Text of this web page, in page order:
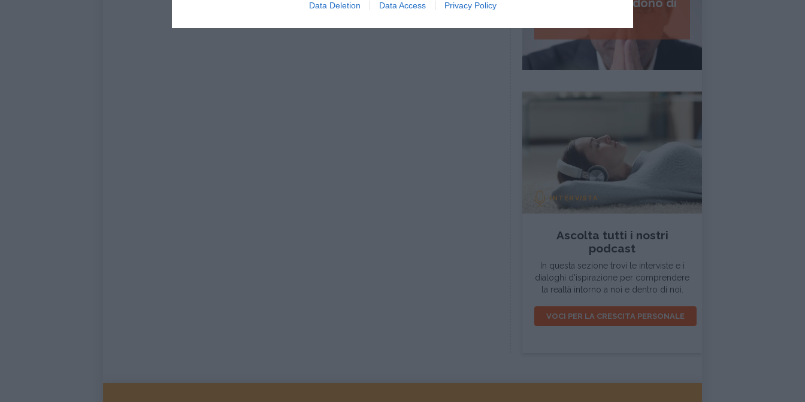
Data Deletion Data Access Privacy Policy
I 7 passi del perdono di
INTERVISTA
Ascolta tutti i nostri
podcast
In questa sezione trovi le interviste e i
dialoghi d'ispirazione per comprendere
la realtà intorno a noi e dentro di noi.
VOCI PER LA CRESCITA PERSONALE